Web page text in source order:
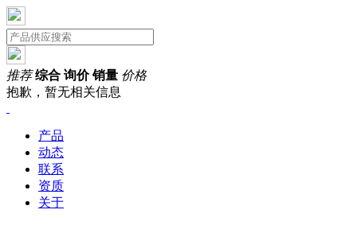
推荐 综合 询价 销量 价格
抱歉，暂无相关信息
产品
动态
联系
资质
关于